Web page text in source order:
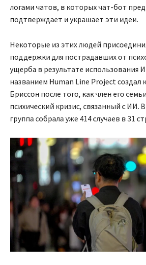
логами чатов, в которых чат-бот
подтверждает и украшает эти идеи.
Некоторые из этих людей
поддержки для пострадавших от
ущерба в результате использования
названием Human Line Project создал
Бриссон после того, как член его
психический кризис, связанный с ИИ.
группа собрала уже 414 случаев в 31